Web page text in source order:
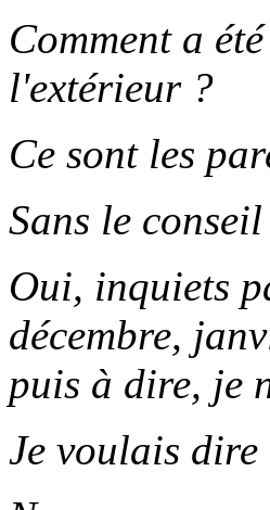
Comment a
l'extérieur ?
Ce sont les
Sans le
Oui, inquiets
décembre,
puis à dire, je
Je voulais